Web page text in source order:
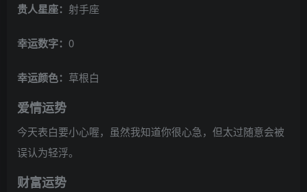
贵人星座： 射手座
幸运数字： 0
幸运颜色： 草根白
爱情运势
今天表白要小心喔，虽然我知道你很心急，但太过随意会被
误认为轻浮。
财富运势